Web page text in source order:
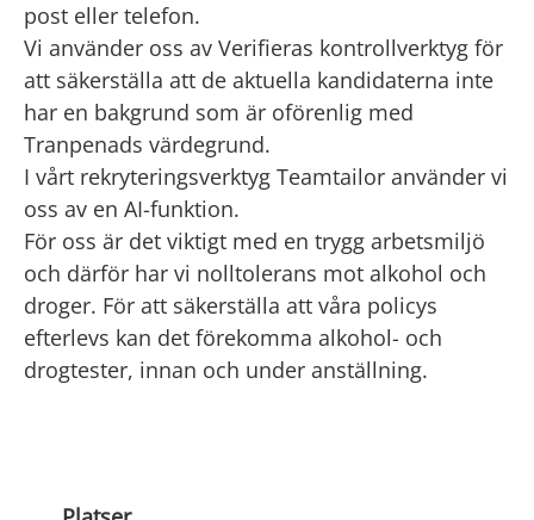
post eller telefon.
Vi använder oss av Verifieras kontrollverktyg för
att säkerställa att de aktuella kandidaterna inte
har en bakgrund som är oförenlig med
Tranpenads värdegrund.
I vårt rekryteringsverktyg Teamtailor använder vi
oss av en AI-funktion.
För oss är det viktigt med en trygg arbetsmiljö
och därför har vi nolltolerans mot alkohol och
droger. För att säkerställa att våra policys
efterlevs kan det förekomma alkohol- och
drogtester, innan och under anställning.